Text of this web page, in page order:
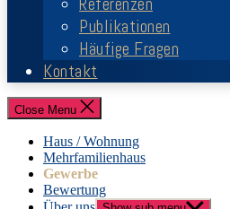
Publikationen
Häufige Fragen
Kontakt
Close Menu
Haus / Wohnung
Mehrfamilienhaus
Gewerbe
Bewertung